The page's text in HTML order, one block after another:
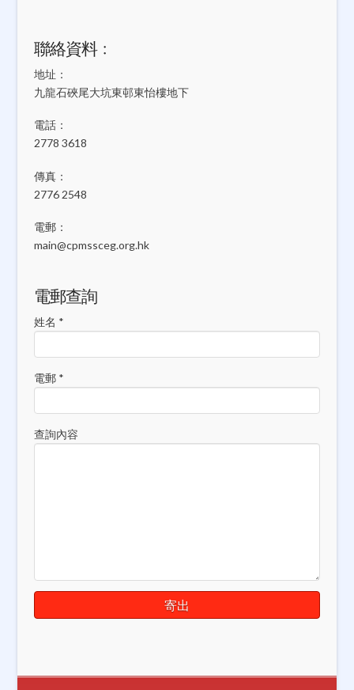
聯絡資料﹕
地址：
九龍石硤尾大坑東邨東怡樓地下
電話：
2778 3618
傳真：
2776 2548
電郵：
main@cpmssceg.org.hk
電郵查詢
姓名 *
電郵 *
查詢內容